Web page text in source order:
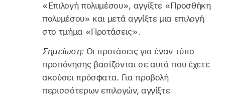
«Επιλογή πολυμέσου», αγγίξτε «Προσθήκη
πολυμέσου» και μετά αγγίξτε μια επιλογή
στο τμήμα «Προτάσεις».
Σημείωση: Οι προτάσεις για έναν τύπο
προπόνησης βασίζονται σε αυτά που έχετε
ακούσει πρόσφατα. Για προβολή
περισσότερων επιλογών, αγγίξτε